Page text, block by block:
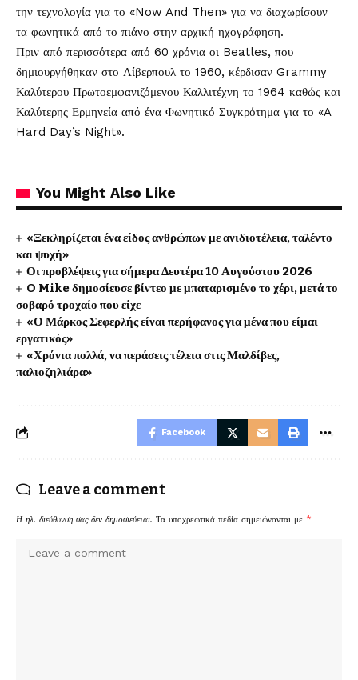
την τεχνολογία για το «Now And Then» για να διαχωρίσουν
τα φωνητικά από το πιάνο στην αρχική ηχογράφηση.
Πριν από περισσότερα από 60 χρόνια οι Beatles, που
δημιουργήθηκαν στο Λίβερπουλ το 1960, κέρδισαν Grammy
Καλύτερου Πρωτοεμφανιζόμενου Καλλιτέχνη το 1964 καθώς και
Καλύτερης Ερμηνεία από ένα Φωνητικό Συγκρότημα για το «A
Hard Day’s Night».
You Might Also Like
«Ξεκληρίζεται ένα είδος ανθρώπων με ανιδιοτέλεια, ταλέντο
και ψυχή»
Οι προβλέψεις για σήμερα Δευτέρα 10 Αυγούστου 2026
O Mike δημοσίευσε βίντεο με μπαταρισμένο το χέρι, μετά το
σοβαρό τροχαίο που είχε
«Ο Μάρκος Σεφερλής είναι περήφανος για μένα που είμαι
εργατικός»
«Χρόνια πολλά, να περάσεις τέλεια στις Μαλδίβες,
παλιοζηλιάρα»
Facebook
Leave a comment
Η ηλ. διεύθυνση σας δεν δημοσιεύεται. Τα υποχρεωτικά πεδία σημειώνονται με *